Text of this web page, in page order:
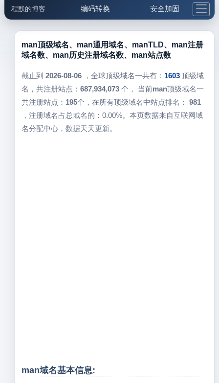
程默的博客 编码转换 安全加固
邮件工具 生活便民 更多工具
5.1支付宝大红包
man顶级域名、man通用域名、manTLD、man注册
域名数、man历史注册域名数、man站点数
截止到 2026-08-06，全球顶级域名一共有： 1603 顶级域
名，共注册站点： 687,934,073 个， 当前man顶级域名一
共注册站点： 195个，在所有顶级域名中站点排名： 981
，注册域名占总域名的：0.00%。本页数据来自互联网域
名分配中心，数据天天更新。
man域名基本信息: